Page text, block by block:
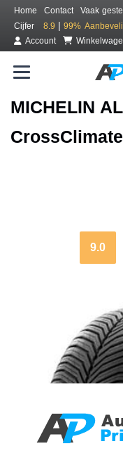
Home Contact
Vaak
Cijfer
8.9 | 99%
Account
MICHELIN
9.0